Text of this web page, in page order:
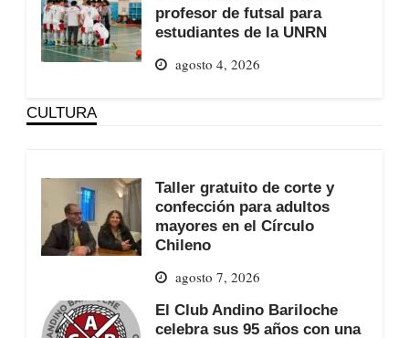
profesor de futsal para
estudiantes de la UNRN
agosto 4, 2026
CULTURA
Taller gratuito de corte y
confección para adultos
mayores en el Círculo
Chileno
agosto 7, 2026
El Club Andino Bariloche
celebra sus 95 años con una